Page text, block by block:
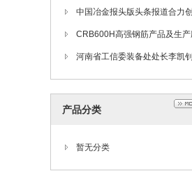
观考察
司吴云华厂长一行到合力公司
中国冶金报头版头条报道合力
CRB600H高强钢筋产品及生产
用技术交流会在合力公司召开
河南省工信委装备处处长李凯
行到合力公司调研
产品分类
暂无分类